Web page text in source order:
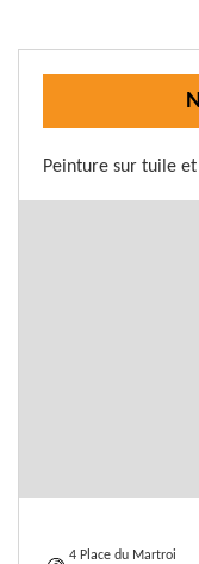
Peinture sur tuile
4 Place du Martroi